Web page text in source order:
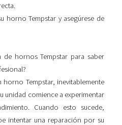
horno Tempstar y asegúrese de
hornos Tempstar para saber
Tempstar, inevitablemente
unidad comience a experimentar
Cuando esto sucede,
intentar una reparación por su